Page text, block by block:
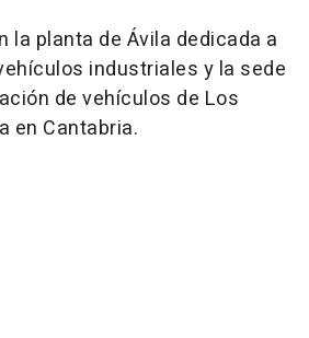
la planta de Ávila dedicada a
industriales y la sede
de vehículos de Los
en Cantabria.